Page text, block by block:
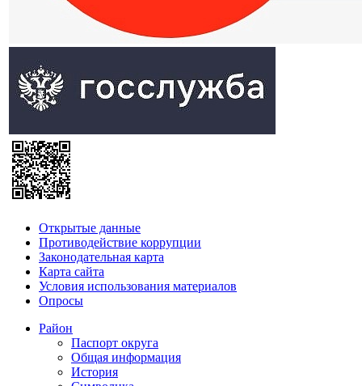
Открытые данные
Противодействие коррупции
Законодательная карта
Карта сайта
Условия использования материалов
Опросы
Район
Паспорт округа
Общая информация
История